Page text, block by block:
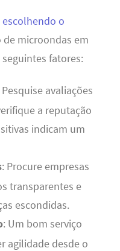
escolhendo o
de microondas em
fatores:
Pesquise avaliações
a reputação
indicam um
: Procure empresas
transparentes e
escondidas.
: Um bom serviço
agilidade desde o